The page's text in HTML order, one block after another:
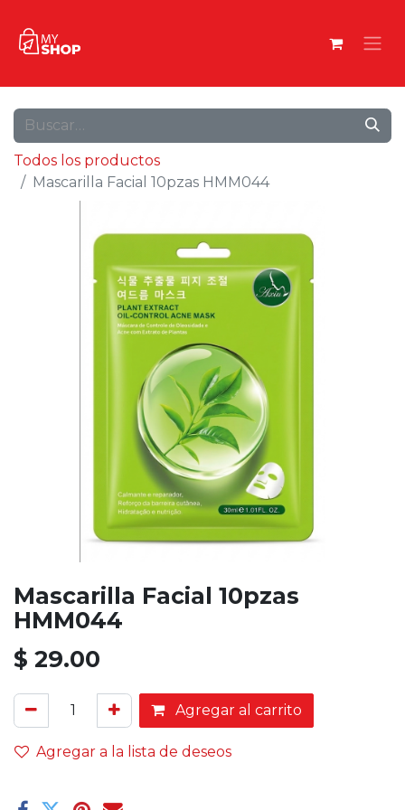
Todos los productos
Mascarilla Facial 10pzas HMM044
Mascarilla Facial 10pzas
HMM044
$ 29.00
Agregar al carrito
Agregar a la lista de deseos